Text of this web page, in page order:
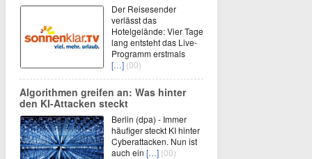
Der Reisesender
verlässt das
Hotelgelände: Vier Tage
lang entsteht das Live-
Programm erstmals
[…] (00)
Algorithmen greifen an: Was hinter
den KI-Attacken steckt
Berlin (dpa) - Immer
häufiger steckt KI hinter
Cyberattacken. Nun ist
auch ein […] (00)